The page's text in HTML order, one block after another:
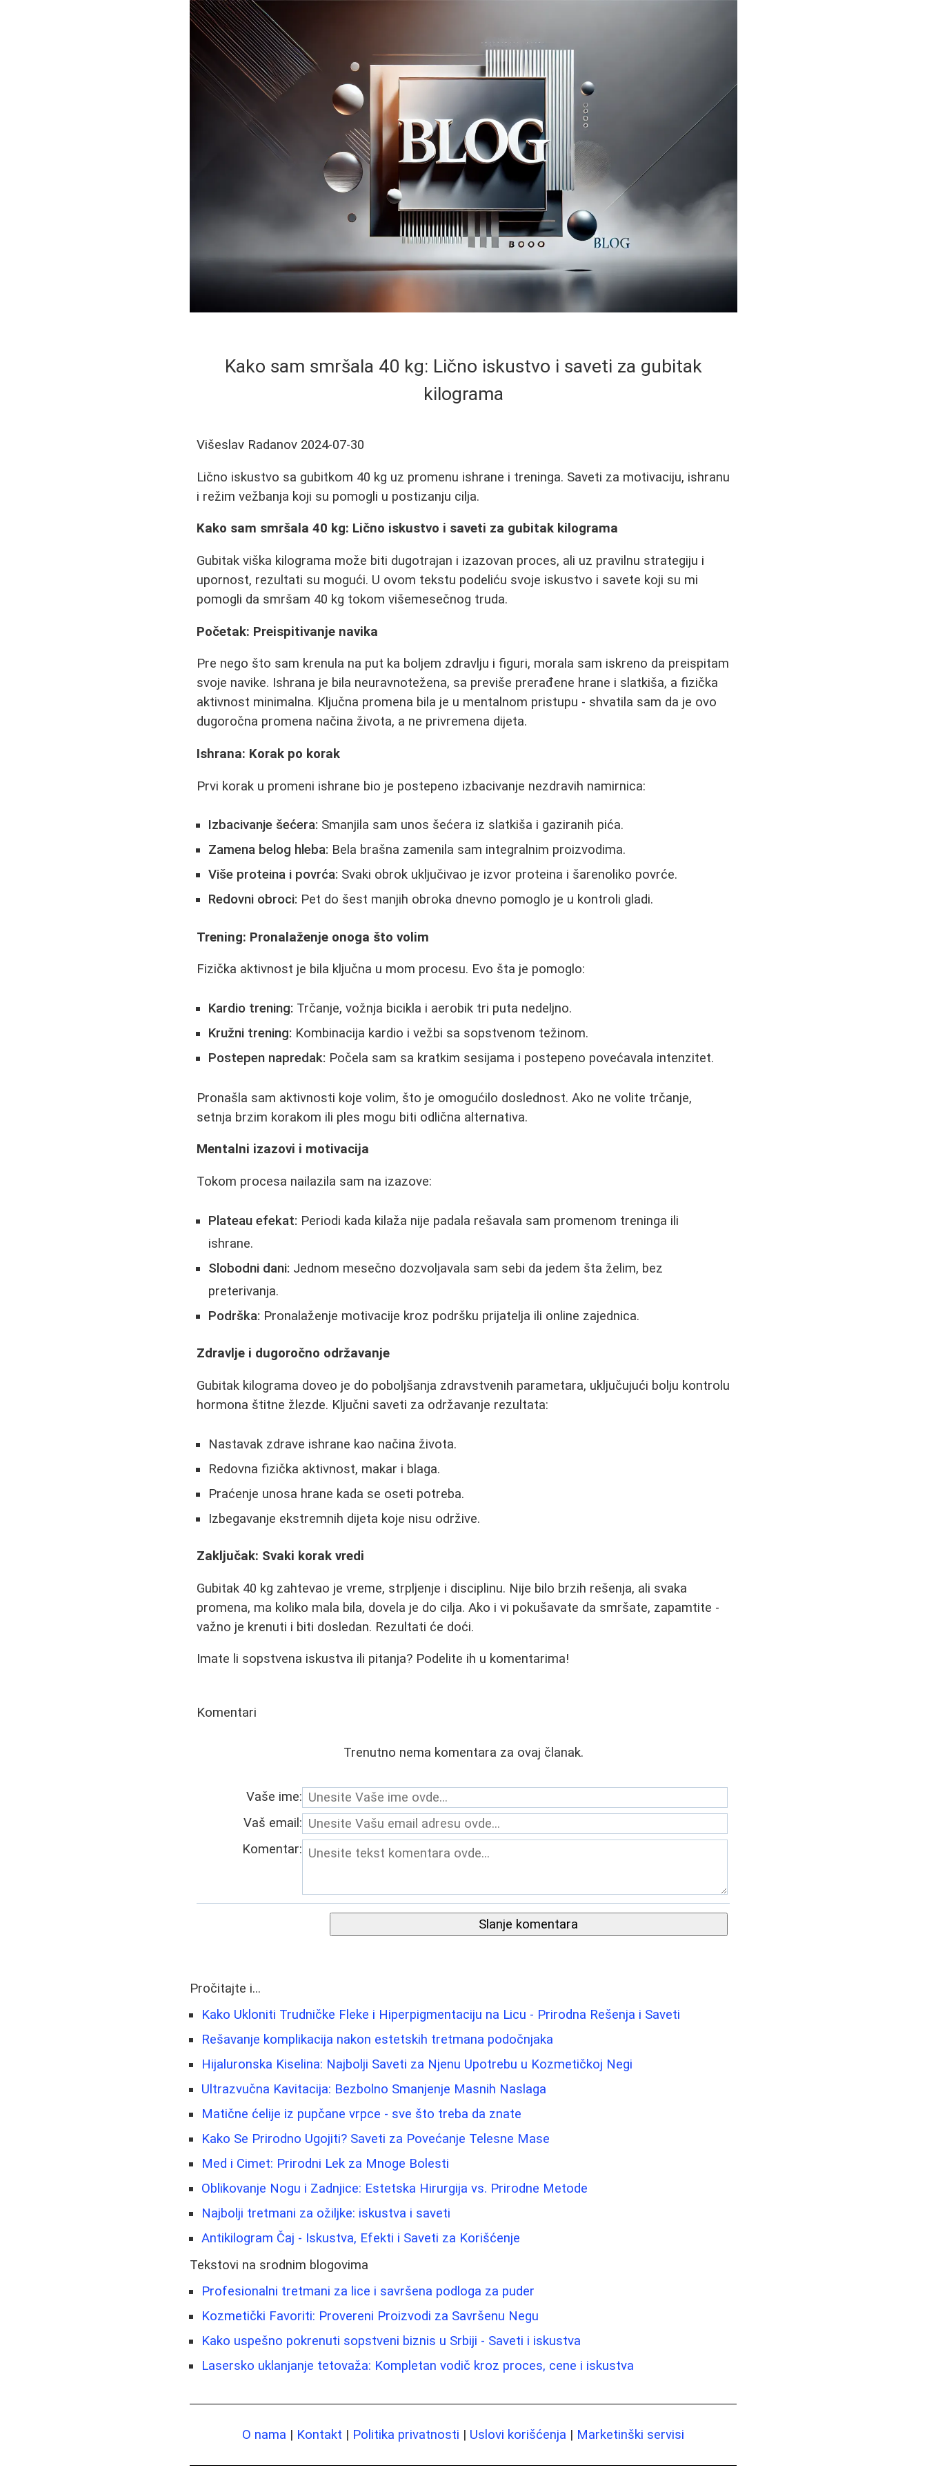
Kako sam smršala 40 kg: Lično iskustvo i saveti za gubitak
kilograma
Višeslav Radanov 2024-07-30
Lično iskustvo sa gubitkom 40 kg uz promenu ishrane i treninga. Saveti za motivaciju, ishranu
i režim vežbanja koji su pomogli u postizanju cilja.
Kako sam smršala 40 kg: Lično iskustvo i saveti za gubitak kilograma
Gubitak viška kilograma može biti dugotrajan i izazovan proces, ali uz pravilnu strategiju i
upornost, rezultati su mogući. U ovom tekstu podeliću svoje iskustvo i savete koji su mi
pomogli da smršam 40 kg tokom višemesečnog truda.
Početak: Preispitivanje navika
Pre nego što sam krenula na put ka boljem zdravlju i figuri, morala sam iskreno da preispitam
svoje navike. Ishrana je bila neuravnotežena, sa previše prerađene hrane i slatkiša, a fizička
aktivnost minimalna. Ključna promena bila je u mentalnom pristupu - shvatila sam da je ovo
dugoročna promena načina života, a ne privremena dijeta.
Ishrana: Korak po korak
Prvi korak u promeni ishrane bio je postepeno izbacivanje nezdravih namirnica:
Izbacivanje šećera: Smanjila sam unos šećera iz slatkiša i gaziranih pića.
Zamena belog hleba: Bela brašna zamenila sam integralnim proizvodima.
Više proteina i povrća: Svaki obrok uključivao je izvor proteina i šarenoliko povrće.
Redovni obroci: Pet do šest manjih obroka dnevno pomoglo je u kontroli gladi.
Trening: Pronalaženje onoga što volim
Fizička aktivnost je bila ključna u mom procesu. Evo šta je pomoglo:
Kardio trening: Trčanje, vožnja bicikla i aerobik tri puta nedeljno.
Kružni trening: Kombinacija kardio i vežbi sa sopstvenom težinom.
Postepen napredak: Počela sam sa kratkim sesijama i postepeno povećavala intenzitet.
Pronašla sam aktivnosti koje volim, što je omogućilo doslednost. Ako ne volite trčanje,
setnja brzim korakom ili ples mogu biti odlična alternativa.
Mentalni izazovi i motivacija
Tokom procesa nailazila sam na izazove:
Plateau efekat: Periodi kada kilaža nije padala rešavala sam promenom treninga ili
ishrane.
Slobodni dani: Jednom mesečno dozvoljavala sam sebi da jedem šta želim, bez
preterivanja.
Podrška: Pronalaženje motivacije kroz podršku prijatelja ili online zajednica.
Zdravlje i dugoročno održavanje
Gubitak kilograma doveo je do poboljšanja zdravstvenih parametara, uključujući bolju kontrolu
hormona štitne žlezde. Ključni saveti za održavanje rezultata:
Nastavak zdrave ishrane kao načina života.
Redovna fizička aktivnost, makar i blaga.
Praćenje unosa hrane kada se oseti potreba.
Izbegavanje ekstremnih dijeta koje nisu održive.
Zaključak: Svaki korak vredi
Gubitak 40 kg zahtevao je vreme, strpljenje i disciplinu. Nije bilo brzih rešenja, ali svaka
promena, ma koliko mala bila, dovela je do cilja. Ako i vi pokušavate da smršate, zapamtite -
važno je krenuti i biti dosledan. Rezultati će doći.
Imate li sopstvena iskustva ili pitanja? Podelite ih u komentarima!
Komentari
Trenutno nema komentara za ovaj članak.
Vaše ime:
Vaš email:
Komentar:
Slanje komentara
Pročitajte i...
Kako Ukloniti Trudničke Fleke i Hiperpigmentaciju na Licu - Prirodna Rešenja i Saveti
Rešavanje komplikacija nakon estetskih tretmana podočnjaka
Hijaluronska Kiselina: Najbolji Saveti za Njenu Upotrebu u Kozmetičkoj Negi
Ultrazvučna Kavitacija: Bezbolno Smanjenje Masnih Naslaga
Matične ćelije iz pupčane vrpce - sve što treba da znate
Kako Se Prirodno Ugojiti? Saveti za Povećanje Telesne Mase
Med i Cimet: Prirodni Lek za Mnoge Bolesti
Oblikovanje Nogu i Zadnjice: Estetska Hirurgija vs. Prirodne Metode
Najbolji tretmani za ožiljke: iskustva i saveti
Antikilogram Čaj - Iskustva, Efekti i Saveti za Korišćenje
Tekstovi na srodnim blogovima
Profesionalni tretmani za lice i savršena podloga za puder
Kozmetički Favoriti: Provereni Proizvodi za Savršenu Negu
Kako uspešno pokrenuti sopstveni biznis u Srbiji - Saveti i iskustva
Lasersko uklanjanje tetovaža: Kompletan vodič kroz proces, cene i iskustva
O nama | Kontakt | Politika privatnosti | Uslovi korišćenja | Marketinški servisi